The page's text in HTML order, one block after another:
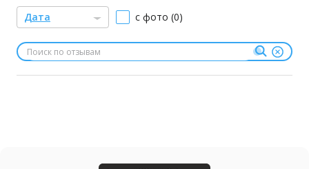
Дата с фото (0)